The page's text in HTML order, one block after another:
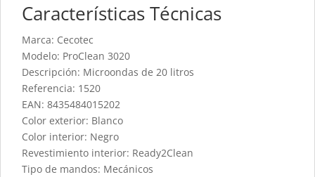
Características Técnicas
Marca: Cecotec
Modelo: ProClean 3020
Descripción: Microondas de 20 litros
Referencia: 1520
EAN: 8435484015202
Color exterior: Blanco
Color interior: Negro
Revestimiento interior: Ready2Clean
Tipo de mandos: Mecánicos